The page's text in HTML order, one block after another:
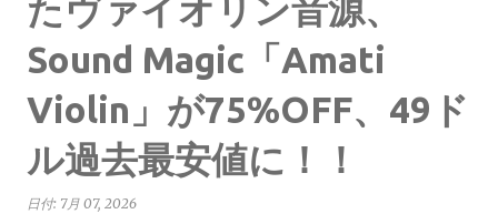
たヴァイオリン音源、
Sound Magic「Amati
Violin」が75%OFF、49ド
ル過去最安値に！！
日付: 7月 07, 2026